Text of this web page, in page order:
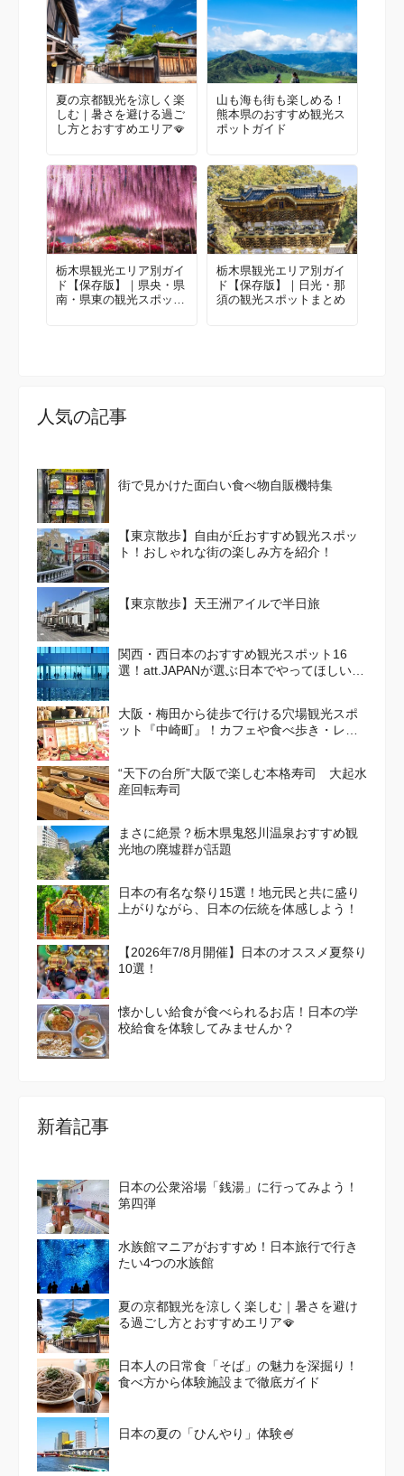
夏の京都観光を涼しく楽
しむ｜暑さを避ける過ご
し方とおすすめエリア🪭
山も海も街も楽しめる！
熊本県のおすすめ観光ス
ポットガイド
栃木県観光エリア別ガイ
ド【保存版】｜県央・県
南・県東の観光スポット
栃木県観光エリア別ガイ
ド【保存版】｜日光・那
須の観光スポットまとめ
人気の記事
街で見かけた面白い食べ物自販機特集
【東京散歩】自由が丘おすすめ観光スポッ
ト！おしゃれな街の楽しみ方を紹介！
【東京散歩】天王洲アイルで半日旅
関西・西日本のおすすめ観光スポット16
選！att.JAPANが選ぶ日本でやってほしいこ
大阪・梅田から徒歩で行ける穴場観光スポ
ット『中崎町』！カフェや食べ歩き・レト
“天下の台所”大阪で楽しむ本格寿司 大起水
産回転寿司
まさに絶景？栃木県鬼怒川温泉おすすめ観
光地の廃墟群が話題
日本の有名な祭り15選！地元民と共に盛り
上がりながら、日本の伝統を体感しよう！
【2026年7/8月開催】日本のオススメ夏祭り
10選！
懐かしい給食が食べられるお店！日本の学
校給食を体験してみませんか？
新着記事
日本の公衆浴場「銭湯」に行ってみよう！
第四弾
水族館マニアがおすすめ！日本旅行で行き
たい4つの水族館
夏の京都観光を涼しく楽しむ｜暑さを避け
る過ごし方とおすすめエリア🪭
日本人の日常食「そば」の魅力を深掘り！
食べ方から体験施設まで徹底ガイド
日本の夏の「ひんやり」体験🍧